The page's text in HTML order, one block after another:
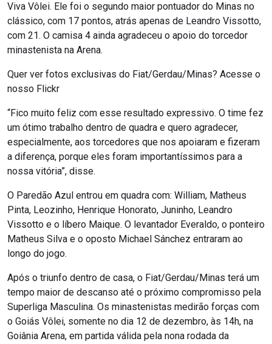
Viva Vôlei. Ele foi o segundo maior pontuador do Minas no
clássico, com 17 pontos, atrás apenas de Leandro Vissotto,
com 21. O camisa 4 ainda agradeceu o apoio do torcedor
minastenista na Arena.
Quer ver fotos exclusivas do Fiat/Gerdau/Minas? Acesse o
nosso Flickr
“Fico muito feliz com esse resultado expressivo. O time fez
um ótimo trabalho dentro de quadra e quero agradecer,
especialmente, aos torcedores que nos apoiaram e fizeram
a diferença, porque eles foram importantíssimos para a
nossa vitória”, disse.
O Paredão Azul entrou em quadra com: William, Matheus
Pinta, Leozinho, Henrique Honorato, Juninho, Leandro
Vissotto e o líbero Maique. O levantador Everaldo, o ponteiro
Matheus Silva e o oposto Michael Sánchez entraram ao
longo do jogo.
Após o triunfo dentro de casa, o Fiat/Gerdau/Minas terá um
tempo maior de descanso até o próximo compromisso pela
Superliga Masculina. Os minastenistas medirão forças com
o Goiás Vôlei, somente no dia 12 de dezembro, às 14h, na
Goiânia Arena, em partida válida pela nona rodada da